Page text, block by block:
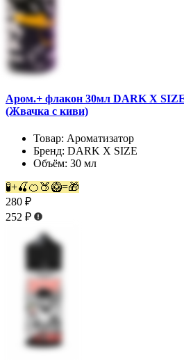
Аром.+ флакон 30мл DARK X
(Жвачка с киви)
Товар: Ароматизатор
Бренд: DARK X SIZE
Объём: 30 мл
🧪+🍒🍊🍑🥝=🎁
280 ₽
252 ₽